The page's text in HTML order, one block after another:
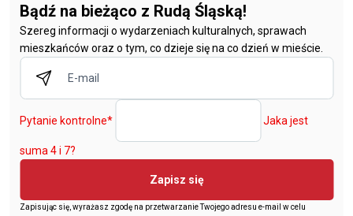
Bądź na bieżąco z Rudą Śląską!
Szereg informacji o wydarzeniach kulturalnych, sprawach
mieszkańców oraz o tym, co dzieje się na co dzień w mieście.
Pytanie kontrolne* Jaka jest
suma 4 i 7?
Zapisz się
Zapisując się, wyrażasz zgodę na przetwarzanie Twojego adresu e-mail w celu